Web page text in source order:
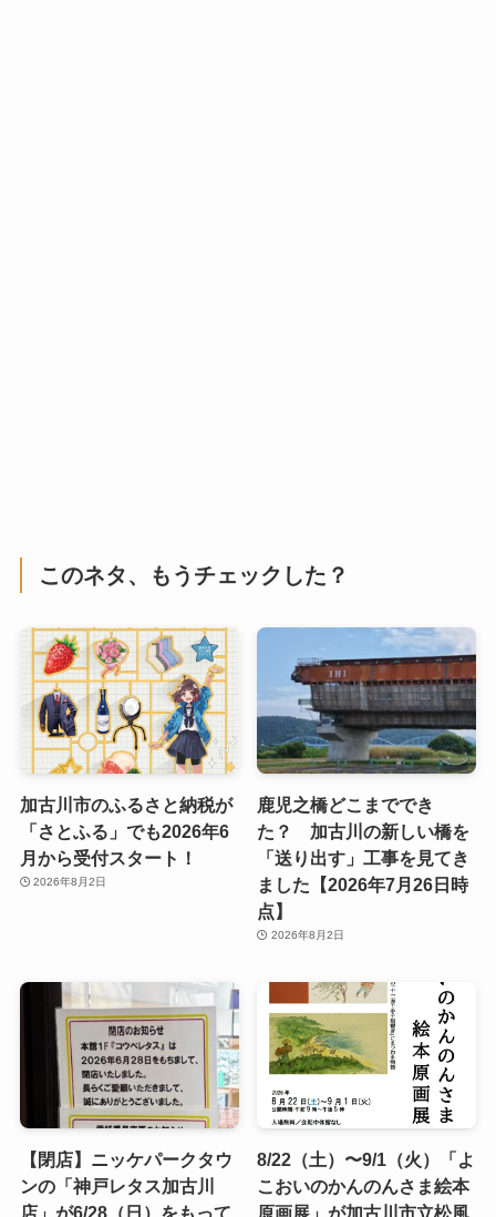
このネタ、もうチェックした？
加古川市のふるさと納税が
「さとふる」でも2026年6
月から受付スタート！
2026年8月2日
鹿児之橋どこまででき
た？ 加古川の新しい橋を
「送り出す」工事を見てき
ました【2026年7月26日時
点】
2026年8月2日
【閉店】ニッケパークタウ
ンの「神戸レタス加古川
店」が6/28（日）をもって
8/22（土）〜9/1（火）「よ
こおいのかんのんさま絵本
原画展」が加古川市立松風